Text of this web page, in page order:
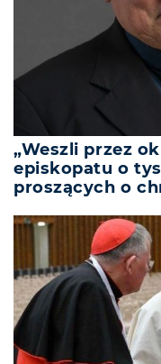
„Weszli przez
episkopatu o
proszących o